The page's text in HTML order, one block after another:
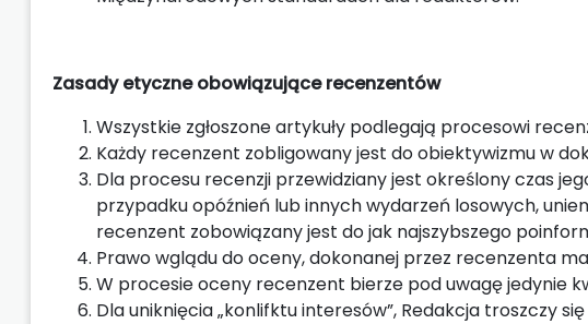
Zasady etyczne obowiązujące recenzentów
Wszystkie zgłoszone artykuły podlegają procesowi
Każdy recenzent zobligowany jest do obiektywizmu w
Dla procesu recenzji przewidziany jest określony czas
przypadku opóźnień lub innych wydarzeń losowych,
recenzent zobowiązany jest do jak najszybszego
Prawo wglądu do oceny, dokonanej przez recenzenta
W procesie oceny recenzent bierze pod uwagę jedynie
Dla uniknięcia „konlifktu interesów”, Redakcja troszczy